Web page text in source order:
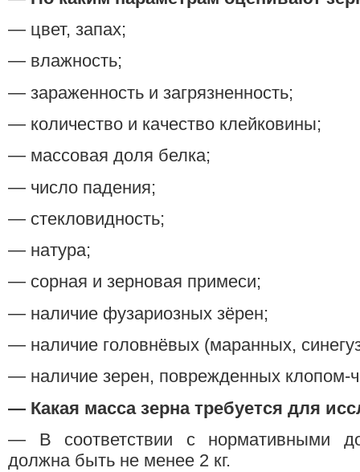
— цвет, запах;
— влажность;
— зараженность и загрязненность;
— количество и качество клейковины;
— массовая доля белка;
— число падения;
— стекловидность;
— натура;
— сорная и зерновая примеси;
— наличие фузариозных зёрен;
— наличие головнёвых (маранных,
— наличие зерен, поврежденных клопом-
— Какая масса зерна требуется для
— В соответствии с нормативными
должна быть не менее 2 кг.